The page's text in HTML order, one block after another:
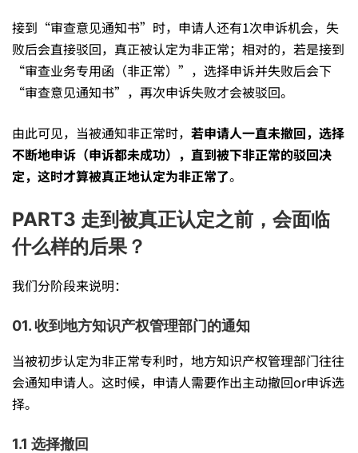
果？
——
快
速
授
权
肯
定
接到“审查意见通知书”时，申请人还有1次申诉机会，失
败后会直接驳回，真正被认定为非正常；相对的，若是接到
“审查业务专用函（非正常）”，选择申诉并失败后会下
“审查意见通知书”，再次申诉失败才会被驳回。
由此可见，当被通知非正常时， 若申请人一直未撤回，选择
不断地申诉（申诉都未成功），直到被下非正常的驳回决
定，这时才算被真正地认定为非正常了。
PART3 走到被真正认定之前，会面临
什么样的后果？
我们分阶段来说明：
01. 收到地方知识产权管理部门的通知
当被初步认定为非正常专利时，地方知识产权管理部门往往
会通知申请人。这时候，申请人需要作出主动撤回or申诉选
择。
1.1 选择撤回